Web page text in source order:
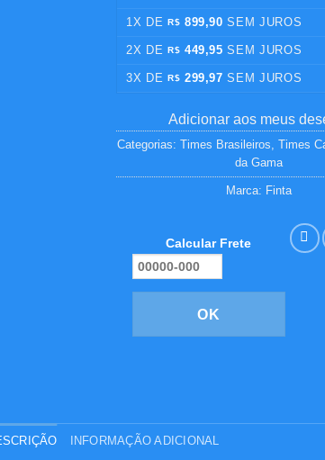
1X DE R$ 899,90 SEM JUROS
2X DE R$ 449,95 SEM JUROS
3X DE R$ 299,97 SEM JUROS
Adicionar aos meus
Categorias:Times Brasileiros ,Times
da Gama
Marca: Finta
Calcular Frete
OK
INFORMAÇÃO ADICIONAL